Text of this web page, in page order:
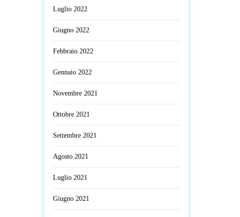
Luglio 2022
Giugno 2022
Febbraio 2022
Gennaio 2022
Novembre 2021
Ottobre 2021
Settembre 2021
Agosto 2021
Luglio 2021
Giugno 2021